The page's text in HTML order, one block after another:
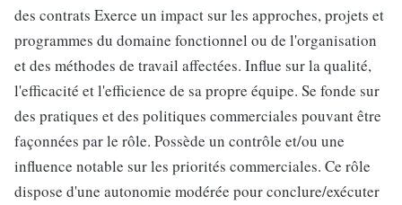
des contrats Exerce un impact sur les approches, projets et
programmes du domaine fonctionnel ou de l'organisation
et des méthodes de travail affectées. Influe sur la qualité,
l'efficacité et l'efficience de sa propre équipe. Se fonde sur
des pratiques et des politiques commerciales pouvant être
façonnées par le rôle. Possède un contrôle et/ou une
influence notable sur les priorités commerciales. Ce rôle
dispose d'une autonomie modérée pour conclure/exécuter